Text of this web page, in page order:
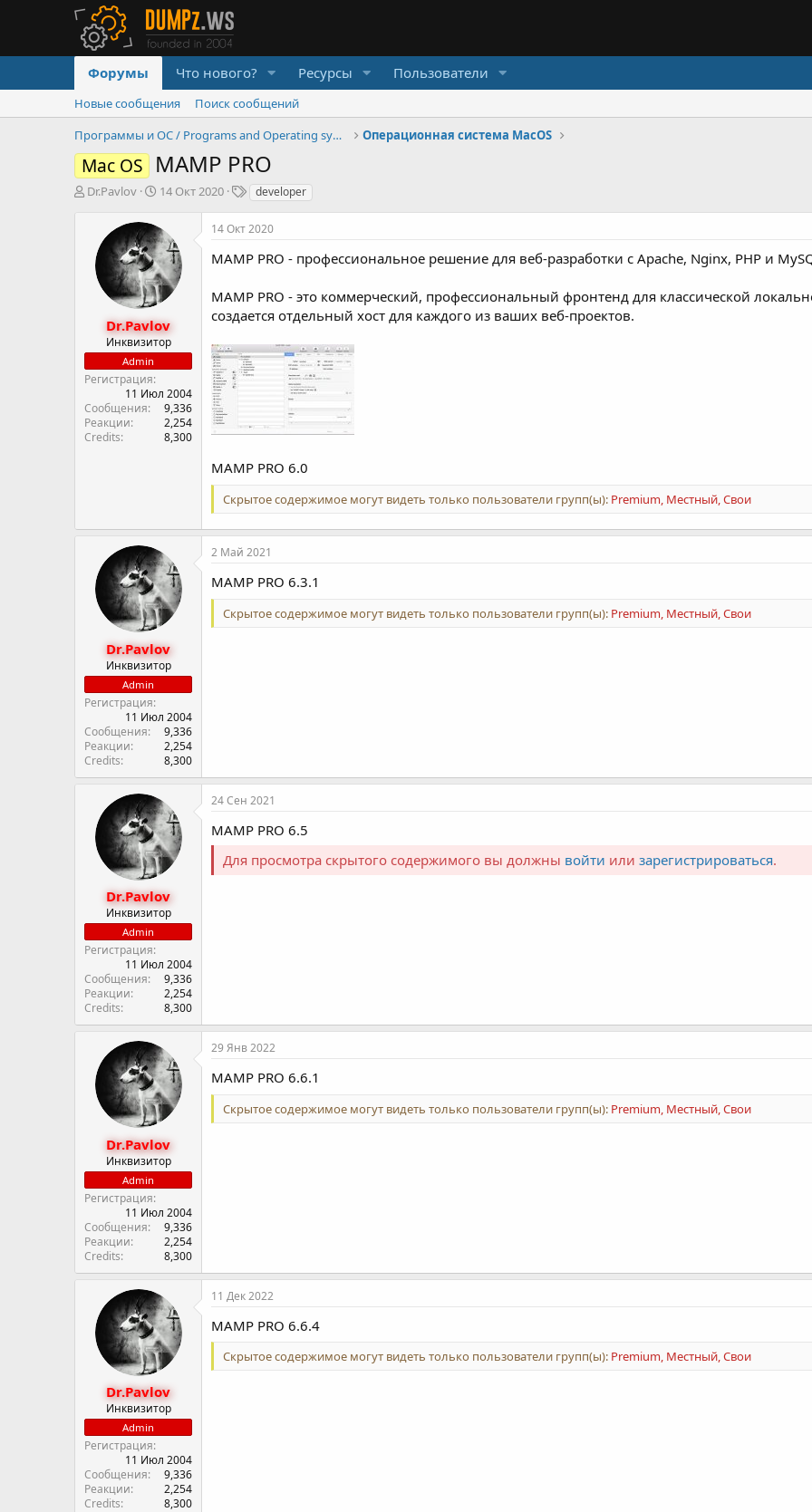
Форумы Что нового? Ресурсы Пользователи
Новые сообщения
Поиск сообщений
Программы и ОС / Programs and Operating systems
Операционная система MacOS
Mac OS MAMP PRO
А
Dr.Pavlov
Д
а
н
а
ч
а
л
а
14 Окт 2020
Т
г
developer
Dr.Pavlov
Инквизитор
Admin
Регистрация
11 Июл 2004
Сообщения
9,336
Реакции
2,254
Credits
8,300
14 Окт 2020
MAMP PRO - профессиональное решение для веб-разработки с Apache, Nginx, PHP и
MAMP PRO - это коммерческий, профессиональный фронтенд для классической
создается отдельный хост для каждого из ваших веб-проектов.
MAMP PRO 6.0
Скрытое содержимое могут видеть только пользователи групп(ы): Premium, Местный, Свои
Dr.Pavlov
Инквизитор
Admin
Регистрация
11 Июл 2004
Сообщения
9,336
Реакции
2,254
Credits
8,300
2 Май 2021
MAMP PRO 6.3.1
Скрытое содержимое могут видеть только пользователи групп(ы): Premium, Местный, Свои
Dr.Pavlov
Инквизитор
Admin
Регистрация
11 Июл 2004
Сообщения
9,336
Реакции
2,254
Credits
8,300
24 Сен 2021
MAMP PRO 6.5
Для просмотра скрытого содержимого вы должны войти или зарегистрироваться.
Dr.Pavlov
Инквизитор
Admin
Регистрация
11 Июл 2004
Сообщения
9,336
Реакции
2,254
Credits
8,300
29 Янв 2022
MAMP PRO 6.6.1
Скрытое содержимое могут видеть только пользователи групп(ы): Premium, Местный, Свои
Dr.Pavlov
Инквизитор
Admin
Регистрация
11 Июл 2004
Сообщения
9,336
Реакции
2,254
Credits
8,300
11 Дек 2022
MAMP PRO 6.6.4
Скрытое содержимое могут видеть только пользователи групп(ы): Premium, Местный, Свои